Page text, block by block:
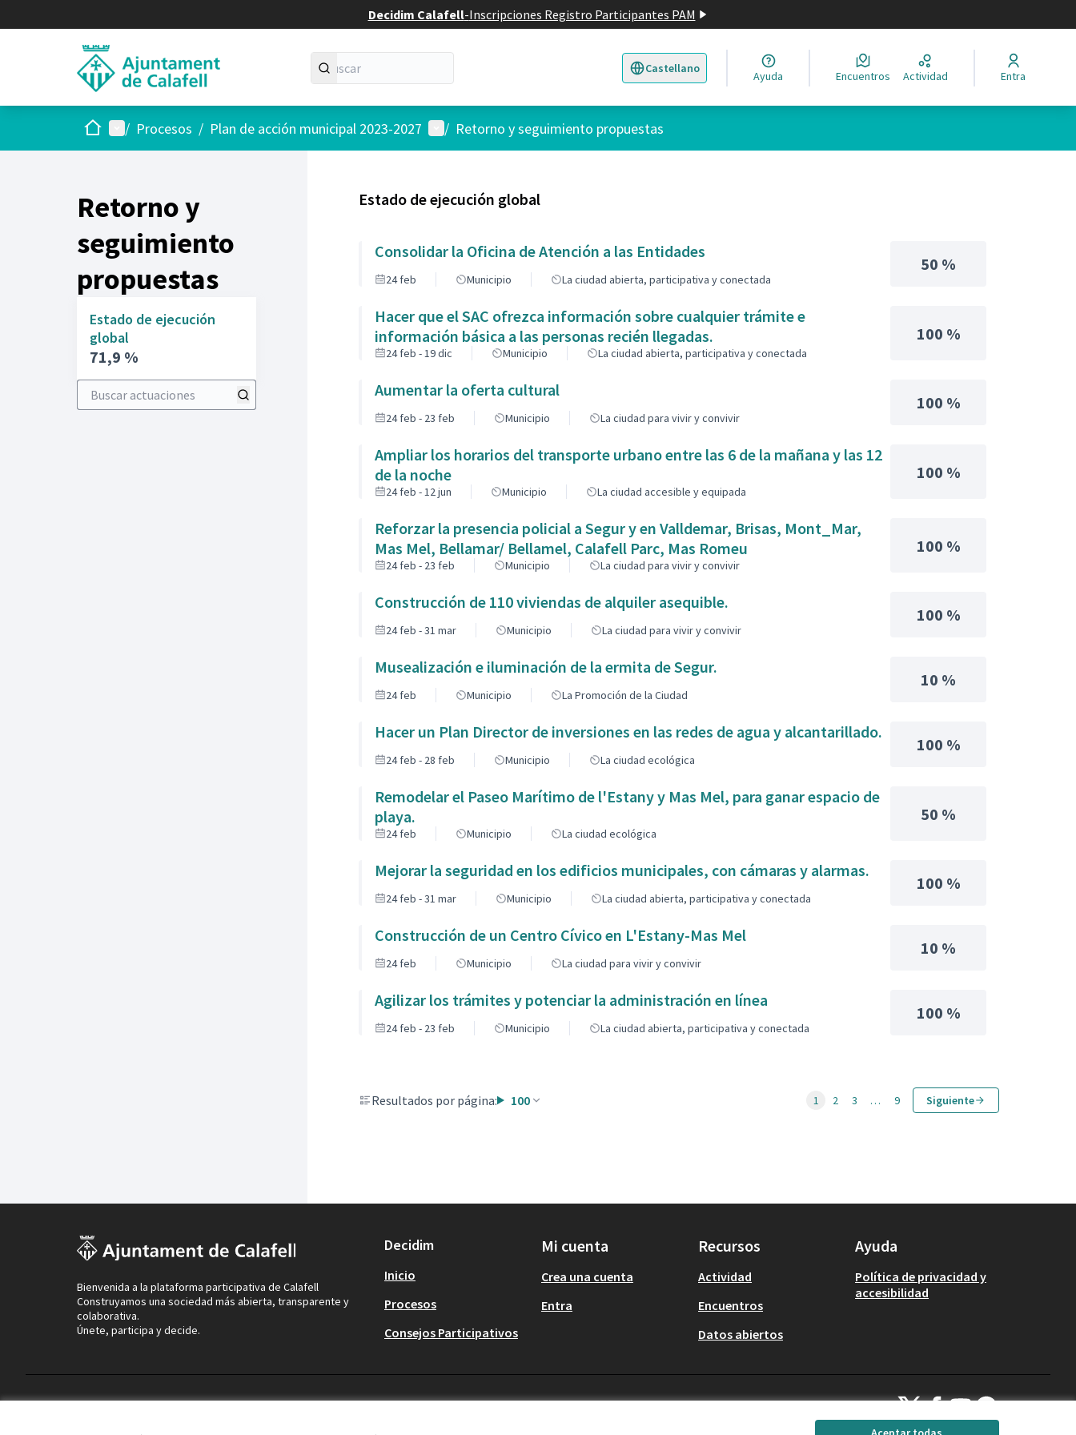
Decidim Calafell-Inscripciones Registro Participantes PAM
Castellano
Triar la llengua Elegir el idioma
Ayuda Encuentros Actividad Entra
InicioMenú principal
/ Procesos / Plan de acción municipal 2023-2027 Menú de usuario
/ Retorno y seguimiento propuestas
Retorno y
seguimiento
propuestas
Estado de ejecución
global
71,9 %
Buscar actuaciones
Estado de ejecución global
Consolidar la Oficina de Atención a las Entidades
24 feb Municipio La ciudad abierta, participativa y conectada
50 %
Hacer que el SAC ofrezca información sobre cualquier trámite e
información básica a las personas recién llegadas.
24 feb - 19 dic Municipio La ciudad abierta, participativa y conectada
100 %
Aumentar la oferta cultural
24 feb - 23 feb Municipio La ciudad para vivir y convivir
100 %
Ampliar los horarios del transporte urbano entre las 6 de la mañana y las 12
de la noche
24 feb - 12 jun Municipio La ciudad accesible y equipada
100 %
Reforzar la presencia policial a Segur y en Valldemar, Brisas, Mont_Mar,
Mas Mel, Bellamar/ Bellamel, Calafell Parc, Mas Romeu
24 feb - 23 feb Municipio La ciudad para vivir y convivir
100 %
Construcción de 110 viviendas de alquiler asequible.
24 feb - 31 mar Municipio La ciudad para vivir y convivir
100 %
Musealización e iluminación de la ermita de Segur.
24 feb Municipio La Promoción de la Ciudad
10 %
Hacer un Plan Director de inversiones en las redes de agua y alcantarillado.
24 feb - 28 feb Municipio La ciudad ecológica
100 %
Remodelar el Paseo Marítimo de l'Estany y Mas Mel, para ganar espacio de
playa.
24 feb Municipio La ciudad ecológica
50 %
Mejorar la seguridad en los edificios municipales, con cámaras y alarmas.
24 feb - 31 mar Municipio La ciudad abierta, participativa y conectada
100 %
Construcción de un Centro Cívico en L'Estany-Mas Mel
24 feb Municipio La ciudad para vivir y convivir
10 %
Agilizar los trámites y potenciar la administración en línea
24 feb - 23 feb Municipio La ciudad abierta, participativa y conectada
100 %
Resultados por página: 100 1 2 3 … 9 Siguiente
Bienvenida a la plataforma participativa de Calafell
Construyamos una sociedad más abierta, transparente y
colaborativa.
Únete, participa y decide.
Decidim
Inicio
Procesos
Consejos Participativos
Mi cuenta
Crea una cuenta
Entra
Recursos
Actividad
Encuentros
Datos abiertos
Ayuda
Política de privacidad y
accesibilidad
Decidim Calafell en X
(Enlace externo)
Decidim Calafell en Facebook
(Enlace externo)
Decidim Calafell en
(Enlace externo)
Decidim Calafell en
(Enlace externo)